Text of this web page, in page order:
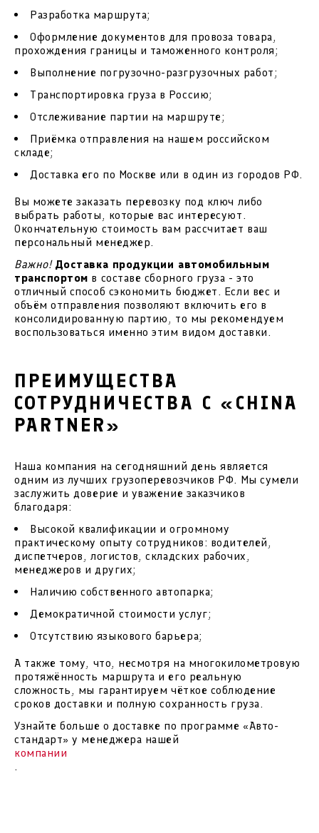
Разработка маршрута;
Оформление документов для провоза товара,
прохождения границы и таможенного контроля;
Выполнение погрузочно-разгрузочных работ;
Транспортировка груза в Россию;
Отслеживание партии на маршруте;
Приёмка отправления на нашем российском
складе;
Доставка его по Москве или в один из городов РФ.
Вы можете заказать перевозку под ключ либо
выбрать работы, которые вас интересуют.
Окончательную стоимость вам рассчитает ваш
персональный менеджер.
Важно! Доставка продукции автомобильным
транспортом в составе сборного груза - это
отличный способ сэкономить бюджет. Если вес и
объём отправления позволяют включить его в
консолидированную партию, то мы рекомендуем
воспользоваться именно этим видом доставки.
ПРЕИМУЩЕСТВА
СОТРУДНИЧЕСТВА С «CHINA
PARTNER»
Наша компания на сегодняшний день является
одним из лучших грузоперевозчиков РФ. Мы сумели
заслужить доверие и уважение заказчиков
благодаря:
Высокой квалификации и огромному
практическому опыту сотрудников: водителей,
диспетчеров, логистов, складских рабочих,
менеджеров и других;
Наличию собственного автопарка;
Демократичной стоимости услуг;
Отсутствию языкового барьера;
А также тому, что, несмотря на многокилометровую
протяжённость маршрута и его реальную
сложность, мы гарантируем чёткое соблюдение
сроков доставки и полную сохранность груза.
Узнайте больше о доставке по программе «Авто-
стандарт» у менеджера нашей
компании
.